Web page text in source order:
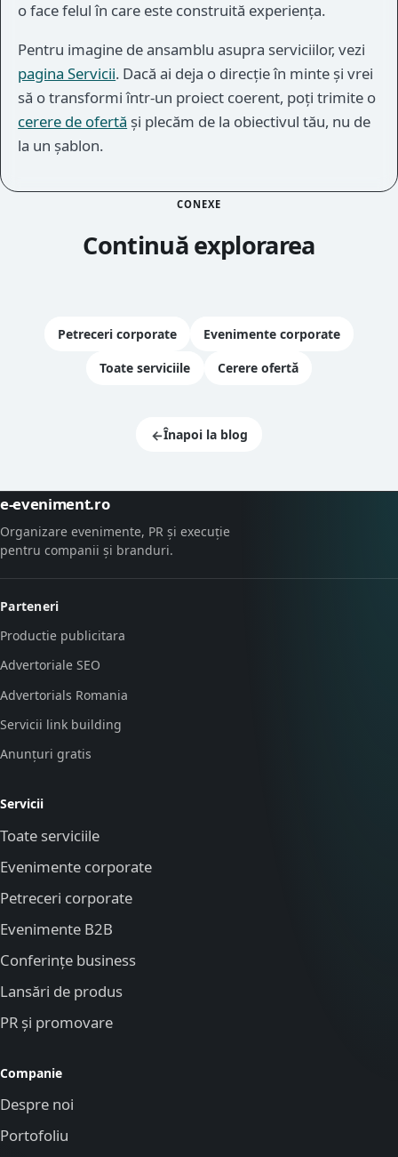
o face felul în care este construită experiența.
Pentru imagine de ansamblu asupra serviciilor, vezi
pagina Servicii. Dacă ai deja o direcție în minte și vrei
să o transformi într-un proiect coerent, poți trimite o
cerere de ofertă și plecăm de la obiectivul tău, nu de
la un șablon.
CONEXE
Continuă explorarea
Petreceri corporate Evenimente corporate
Toate serviciile Cerere ofertă
←Înapoi la blog
e-eveniment.ro
Organizare evenimente, PR și execuție
pentru companii și branduri.
Parteneri
Productie publicitara
Advertoriale SEO
Advertorials Romania
Servicii link building
Anunțuri gratis
Servicii
Toate serviciile
Evenimente corporate
Petreceri corporate
Evenimente B2B
Conferințe business
Lansări de produs
PR și promovare
Companie
Despre noi
Portofoliu